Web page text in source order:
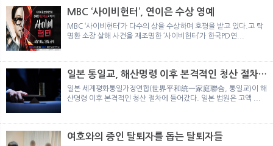
MBC ‘사이비헌터’, 연이은 수상 영예
MBC ‘사이비헌터’가 다수의 상을 수상하며 호평을 받고 있다.고 탁
명환 소장 살해 사건을 재조명한 ‘사이비헌터’가 한국PD연...
일본 통일교, 해산명령 이후 본격적인 청산 절차
돌입
일본 세계평화통일가정연합(世界平和統一家庭聯合, 통일교)이 해
산명령 이후 본격적인 청산 절차에 들어갔다. 일본 법원은 고액 ...
여호와의 증인 탈퇴자를 돕는 탈퇴자들